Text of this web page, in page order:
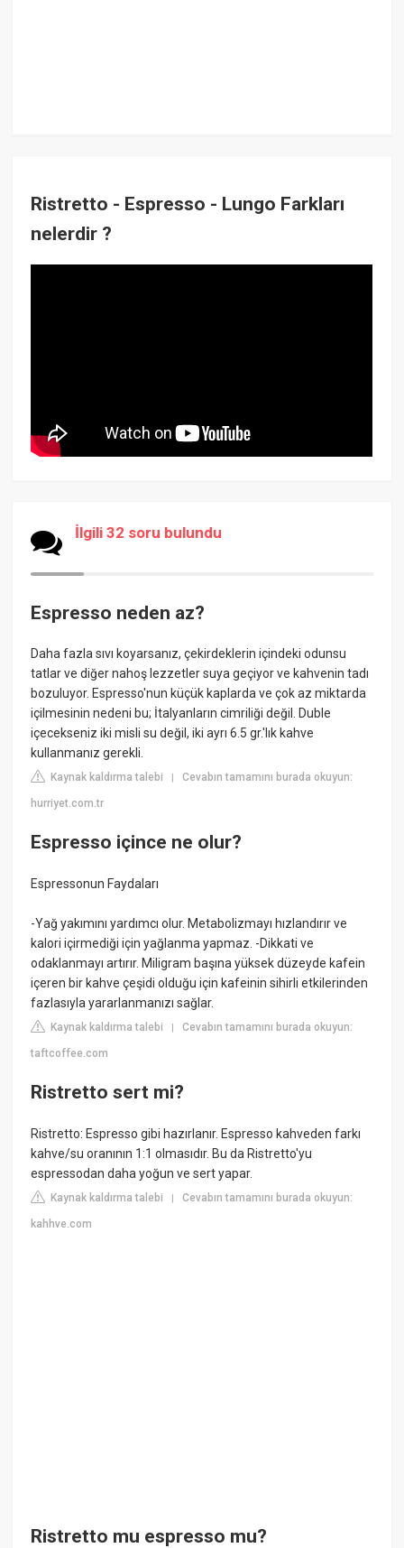
Ristretto - Espresso - Lungo Farkları
nelerdir ?
İlgili 32 soru bulundu
Espresso neden az?
Daha fazla sıvı koyarsanız, çekirdeklerin içindeki odunsu
tatlar ve diğer nahoş lezzetler suya geçiyor ve kahvenin tadı
bozuluyor. Espresso'nun küçük kaplarda ve çok az miktarda
içilmesinin nedeni bu; İtalyanların cimriliği değil. Duble
içecekseniz iki misli su değil, iki ayrı 6.5 gr.'lık kahve
kullanmanız gerekli.
Kaynak kaldırma talebi |Cevabın tamamını burada okuyun:
hurriyet.com.tr
Espresso içince ne olur?
Espressonun Faydaları
-Yağ yakımını yardımcı olur. Metabolizmayı hızlandırır ve
kalori içirmediği için yağlanma yapmaz. -Dikkati ve
odaklanmayı artırır. Miligram başına yüksek düzeyde kafein
içeren bir kahve çeşidi olduğu için kafeinin sihirli etkilerinden
fazlasıyla yararlanmanızı sağlar.
Kaynak kaldırma talebi |Cevabın tamamını burada okuyun:
taftcoffee.com
Ristretto sert mi?
Ristretto: Espresso gibi hazırlanır. Espresso kahveden farkı
kahve/su oranının 1:1 olmasıdır. Bu da Ristretto'yu
espressodan daha yoğun ve sert yapar.
Kaynak kaldırma talebi |Cevabın tamamını burada okuyun:
kahhve.com
Ristretto mu espresso mu?